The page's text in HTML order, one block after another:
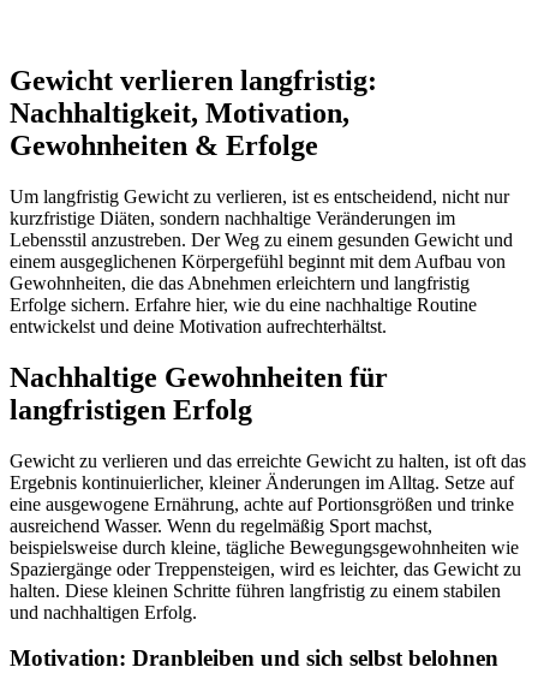
Gewicht verlieren langfristig:
Nachhaltigkeit, Motivation,
Gewohnheiten & Erfolge
Um langfristig Gewicht zu verlieren, ist es entscheidend, nicht nur
kurzfristige Diäten, sondern nachhaltige Veränderungen im
Lebensstil anzustreben. Der Weg zu einem gesunden Gewicht und
einem ausgeglichenen Körpergefühl beginnt mit dem Aufbau von
Gewohnheiten, die das Abnehmen erleichtern und langfristig
Erfolge sichern. Erfahre hier, wie du eine nachhaltige Routine
entwickelst und deine Motivation aufrechterhältst.
Nachhaltige Gewohnheiten für
langfristigen Erfolg
Gewicht zu verlieren und das erreichte Gewicht zu halten, ist oft das
Ergebnis kontinuierlicher, kleiner Änderungen im Alltag. Setze auf
eine ausgewogene Ernährung, achte auf Portionsgrößen und trinke
ausreichend Wasser. Wenn du regelmäßig Sport machst,
beispielsweise durch kleine, tägliche Bewegungsgewohnheiten wie
Spaziergänge oder Treppensteigen, wird es leichter, das Gewicht zu
halten. Diese kleinen Schritte führen langfristig zu einem stabilen
und nachhaltigen Erfolg.
Motivation: Dranbleiben und sich selbst belohnen